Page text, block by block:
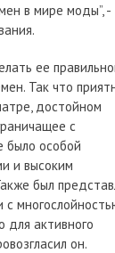
в мире моды”, -
ее
Так что
достойном
с
было особой
и высоким
был
для активного
он.